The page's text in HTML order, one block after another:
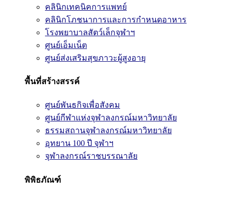
คลินิกเทคนิคการแพทย์
คลินิกโภชนาการและการกำหนดอาหาร
โรงพยาบาลสัตว์เล็กจุฬาฯ
ศูนย์เอ็มเน็ต
ศูนย์ส่งเสริมสุขภาวะผู้สูงอายุ
พื้นที่สร้างสรรค์
ศูนย์พันธกิจเพื่อสังคม
ศูนย์กีฬาแห่งจุฬาลงกรณ์มหาวิทยาลัย
ธรรมสถานจุฬาลงกรณ์มหาวิทยาลัย
อุทยาน 100 ปี จุฬาฯ
จุฬาลงกรณ์ราชบรรณาลัย
พิพิธภัณฑ์